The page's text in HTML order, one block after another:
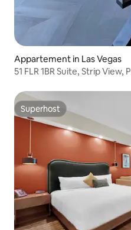
Appartement in Las Vegas
51 FLR 1BR Suite, Strip
Superhost
Superhost